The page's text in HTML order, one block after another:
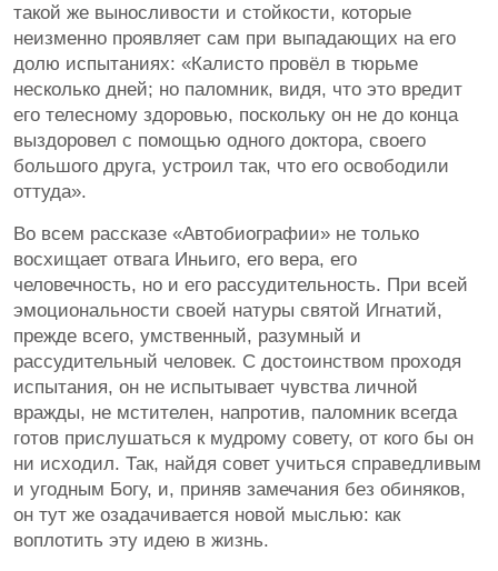
такой же выносливости и стойкости, которые
неизменно проявляет сам при выпадающих на его
долю испытаниях: «Калисто провёл в тюрьме
несколько дней; но паломник, видя, что это вредит
его телесному здоровью, поскольку он не до конца
выздоровел с помощью одного доктора, своего
большого друга, устроил так, что его освободили
оттуда».
Во всем рассказе «Автобиографии» не только
восхищает отвага Иньиго, его вера, его
человечность, но и его рассудительность. При всей
эмоциональности своей натуры святой Игнатий,
прежде всего, умственный, разумный и
рассудительный человек. С достоинством проходя
испытания, он не испытывает чувства личной
вражды, не мстителен, напротив, паломник всегда
готов прислушаться к мудрому совету, от кого бы он
ни исходил. Так, найдя совет учиться справедливым
и угодным Богу, и, приняв замечания без обиняков,
он тут же озадачивается новой мыслью: как
воплотить эту идею в жизнь.